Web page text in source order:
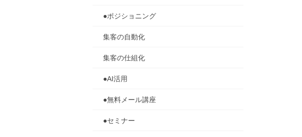
●ポジショニング
集客の自動化
集客の仕組化
●AI活用
●無料メール講座
●セミナー